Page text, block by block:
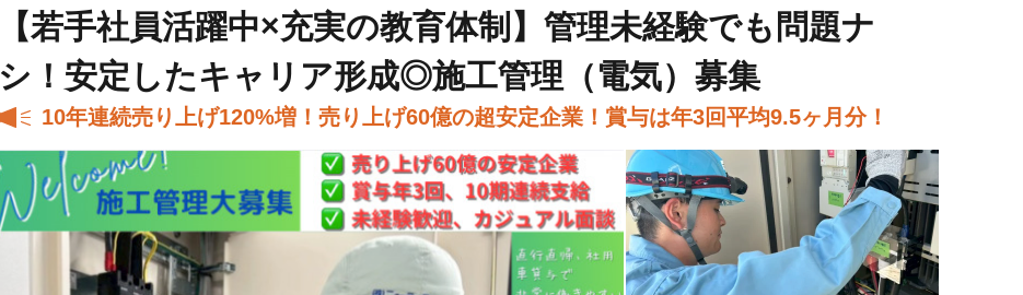
【若手社員活躍中×充実の教育体制】管理未経験でも問題ナ
シ！安定したキャリア形成◎施工管理（電気）募集
10年連続売り上げ120%増！売り上げ60億の超安定企業！賞与は年3回平均9.5ヶ月分！